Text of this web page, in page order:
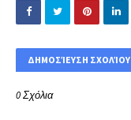
ΔΗΜΟΣΊΕΥΣΗ ΣΧΟΛΊΟΥ
0 Σχόλια